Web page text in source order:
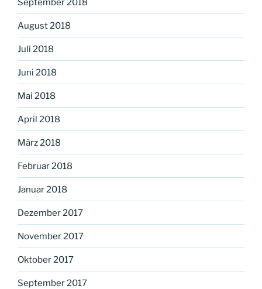
August 2018
Juli 2018
Juni 2018
Mai 2018
April 2018
März 2018
Februar 2018
Januar 2018
Dezember 2017
November 2017
Oktober 2017
September 2017